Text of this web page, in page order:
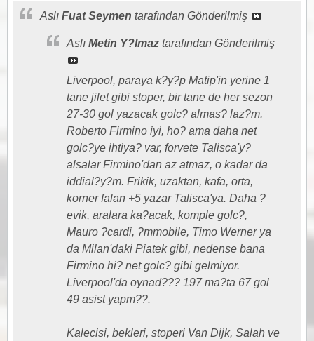
Aslı Fuat Seymen tarafından Gönderilmiş
Aslı Metin Y?lmaz tarafından Gönderilmiş
Liverpool, paraya k?y?p Matip'in yerine 1
tane jilet gibi stoper, bir tane de her sezon
27-30 gol yazacak golc? almas? laz?m.
Roberto Firmino iyi, ho? ama daha net
golc?ye ihtiya? var, forvete Talisca'y?
alsalar Firmino'dan az atmaz, o kadar da
iddial?y?m. Frikik, uzaktan, kafa, orta,
korner falan +5 yazar Talisca'ya. Daha ?
evik, aralara ka?acak, komple golc?,
Mauro ?cardi, ?mmobile, Timo Werner ya
da Milan'daki Piatek gibi, nedense bana
Firmino hi? net golc? gibi gelmiyor.
Liverpool'da oynad??? 197 ma?ta 67 gol
49 asist yapm??.
Kalecisi, bekleri, stoperi Van Dijk, Salah ve